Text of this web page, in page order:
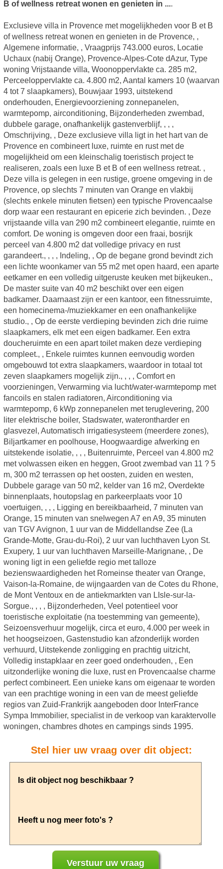
B of wellness retreat wonen en genieten in ....
Exclusieve villa in Provence met mogelijkheden voor B et B
of wellness retreat wonen en genieten in de Provence, ,
Algemene informatie, , Vraagprijs 743.000 euros, Locatie
Uchaux (nabij Orange), Provence-Alpes-Cote dAzur, Type
woning Vrijstaande villa, Woonoppervlakte ca. 285 m2,
Perceeloppervlakte ca. 4.800 m2, Aantal kamers 10 (waarvan
4 tot 7 slaapkamers), Bouwjaar 1993, uitstekend
onderhouden, Energievoorziening zonnepanelen,
warmtepomp, airconditioning, Bijzonderheden zwembad,
dubbele garage, onafhankelijk gastenverblijf, , , ,
Omschrijving, , Deze exclusieve villa ligt in het hart van de
Provence en combineert luxe, ruimte en rust met de
mogelijkheid om een kleinschalig toeristisch project te
realiseren, zoals een luxe B et B of een wellness retreat. ,
Deze villa is gelegen in een rustige, groene omgeving in de
Provence, op slechts 7 minuten van Orange en vlakbij
(slechts enkele minuten fietsen) een typische Provencaalse
dorp waar een restaurant en epicerie zich bevinden. , Deze
vrijstaande villa van 290 m2 combineert elegantie, ruimte en
comfort. De woning is omgeven door een fraai, bosrijk
perceel van 4.800 m2 dat volledige privacy en rust
garandeert., , , , Indeling, , Op de begane grond bevindt zich
een lichte woonkamer van 55 m2 met open haard, een aparte
eetkamer en een volledig uitgeruste keuken met bijkeuken.,
De master suite van 40 m2 beschikt over een eigen
badkamer. Daarnaast zijn er een kantoor, een fitnessruimte,
een homecinema-/muziekkamer en een onafhankelijke
studio., , Op de eerste verdieping bevinden zich drie ruime
slaapkamers, elk met een eigen badkamer. Een extra
doucheruimte en een apart toilet maken deze verdieping
compleet., , Enkele ruimtes kunnen eenvoudig worden
omgebouwd tot extra slaapkamers, waardoor in totaal tot
zeven slaapkamers mogelijk zijn., , , , Comfort en
voorzieningen, Verwarming via lucht/water-warmtepomp met
fancoils en stalen radiatoren, Airconditioning via
warmtepomp, 6 kWp zonnepanelen met teruglevering, 200
liter elektrische boiler, Stadswater, waterontharder en
glasvezel, Automatisch irrigatiesysteem (meerdere zones),
Biljartkamer en poolhouse, Hoogwaardige afwerking en
uitstekende isolatie, , , , Buitenruimte, Perceel van 4.800 m2
met volwassen eiken en heggen, Groot zwembad van 11 ? 5
m, 300 m2 terrassen op het oosten, zuiden en westen,
Dubbele garage van 50 m2, kelder van 16 m2, Overdekte
binnenplaats, houtopslag en parkeerplaats voor 10
voertuigen, , , , Ligging en bereikbaarheid, 7 minuten van
Orange, 15 minuten van snelwegen A7 en A9, 35 minuten
van TGV Avignon, 1 uur van de Middellandse Zee (La
Grande-Motte, Grau-du-Roi), 2 uur van luchthaven Lyon St.
Exupery, 1 uur van luchthaven Marseille-Marignane, , De
woning ligt in een geliefde regio met talloze
bezienswaardigheden het Romeinse theater van Orange,
Vaison-la-Romaine, de wijngaarden van de Cotes du Rhone,
de Mont Ventoux en de antiekmarkten van LIsle-sur-la-
Sorgue., , , , Bijzonderheden, Veel potentieel voor
toeristische exploitatie (na toestemming van gemeente),
Seizoensverhuur mogelijk, circa et euro, 4.000 per week in
het hoogseizoen, Gastenstudio kan afzonderlijk worden
verhuurd, Uitstekende zonligging en prachtig uitzicht,
Volledig instapklaar en zeer goed onderhouden, , Een
uitzonderlijke woning die luxe, rust en Provencaalse charme
perfect combineert. Een unieke kans om eigenaar te worden
van een prachtige woning in een van de meest geliefde
regios van Zuid-Frankrijk aangeboden door InterFrance
Sympa Immobilier, specialist in de verkoop van karaktervolle
woningen, chambres dhotes en campings sinds 1995.
Stel hier uw vraag over dit object: